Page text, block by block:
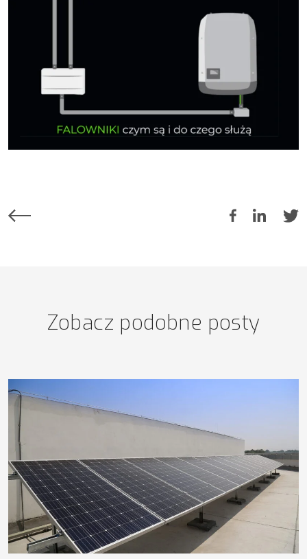
Zobacz podobne posty